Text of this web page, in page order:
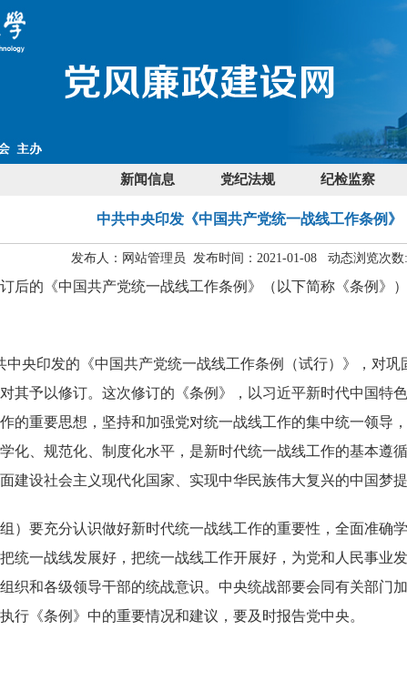
新闻信息 党纪法规 纪检监察
中共中央印发《中国共产党统一战线工作条例》
发布人：网站管理员 发布时间：2021-01-08 动态浏览次数:
的《中国共产党统一战线工作条例》（以下简称《条例》
央印发的《中国共产党统一战线工作条例（试行）》，对巩
其予以修订。这次修订的《条例》，以习近平新时代中国特
的重要思想，坚持和加强党对统一战线工作的集中统一领导
化、规范化、制度化水平，是新时代统一战线工作的基本遵
建设社会主义现代化国家、实现中华民族伟大复兴的中国梦
要充分认识做好新时代统一战线工作的重要性，全面准确
统一战线发展好，把统一战线工作开展好，为党和人民事业
织和各级领导干部的统战意识。中央统战部要会同有关部门
行《条例》中的重要情况和建议，要及时报告党中央。